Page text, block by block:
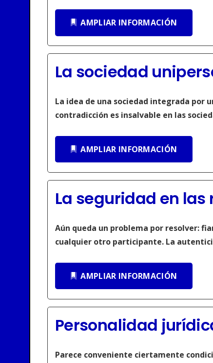
AMPLIAR INFORMACIÓN
La sociedad
La idea de una sociedad integrada por
contradicción es insalvable en las
AMPLIAR INFORMACIÓN
La seguridad en
Aún queda un problema por resolver:
cualquier otro participante. La
AMPLIAR INFORMACIÓN
Personalidad
Parece conveniente ciertamente